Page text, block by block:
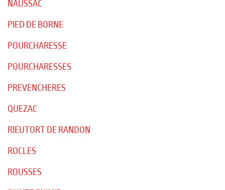
NAUSSAC
PIED DE BORNE
POURCHARESSE
POURCHARESSES
PREVENCHERES
QUEZAC
RIEUTORT DE RANDON
ROCLES
ROUSSES